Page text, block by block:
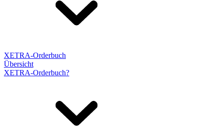
XETRA-Orderbuch
Übersicht
XETRA-Orderbuch?